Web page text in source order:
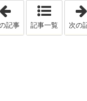
「当たるも八卦当
記事 記事一覧 次の